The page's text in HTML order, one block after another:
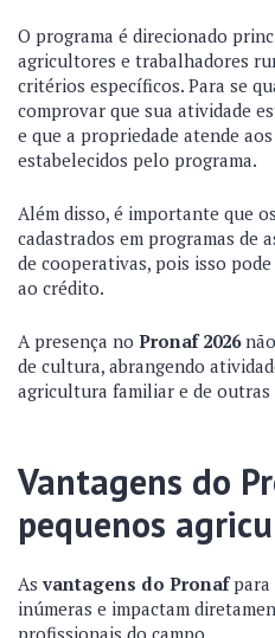
O programa é direcionado
agricultores e trabalhadores
critérios específicos. Para se
comprovar que sua atividade
e que a propriedade atende
estabelecidos pelo programa.
Além disso, é importante que
cadastrados em programas de
de cooperativas, pois isso
ao crédito.
A presença no Pronaf 2026
de cultura, abrangendo
agricultura familiar e de
Vantagens do
pequenos
As vantagens do Pronafpara
inúmeras e impactam
profissionais do campo.